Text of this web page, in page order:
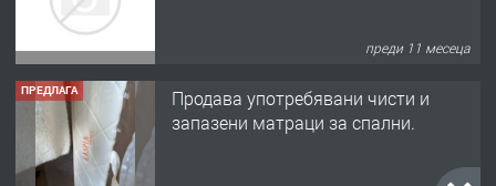
преди 11 месеца
ПРЕДЛАГА
Продава употребявани чисти и
запазени матраци за спални.